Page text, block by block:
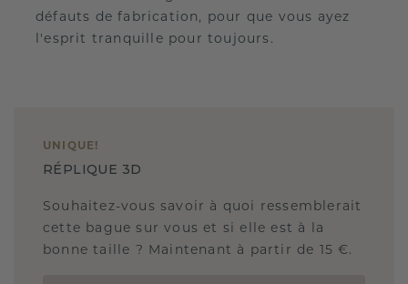
défauts de fabrication, pour que vous ayez
l'esprit tranquille pour toujours.
UNIQUE !
RÉPLIQUE 3D
Souhaitez-vous savoir à quoi ressemblerait
cette bague sur vous et si elle est à la
bonne taille ? Maintenant à partir de 15 €.